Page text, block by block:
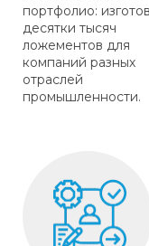
портфолио:
десятки тысяч
ложементов для
компаний разных
отраслей
промышленности.